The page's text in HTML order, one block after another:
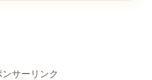
ンサーリンク